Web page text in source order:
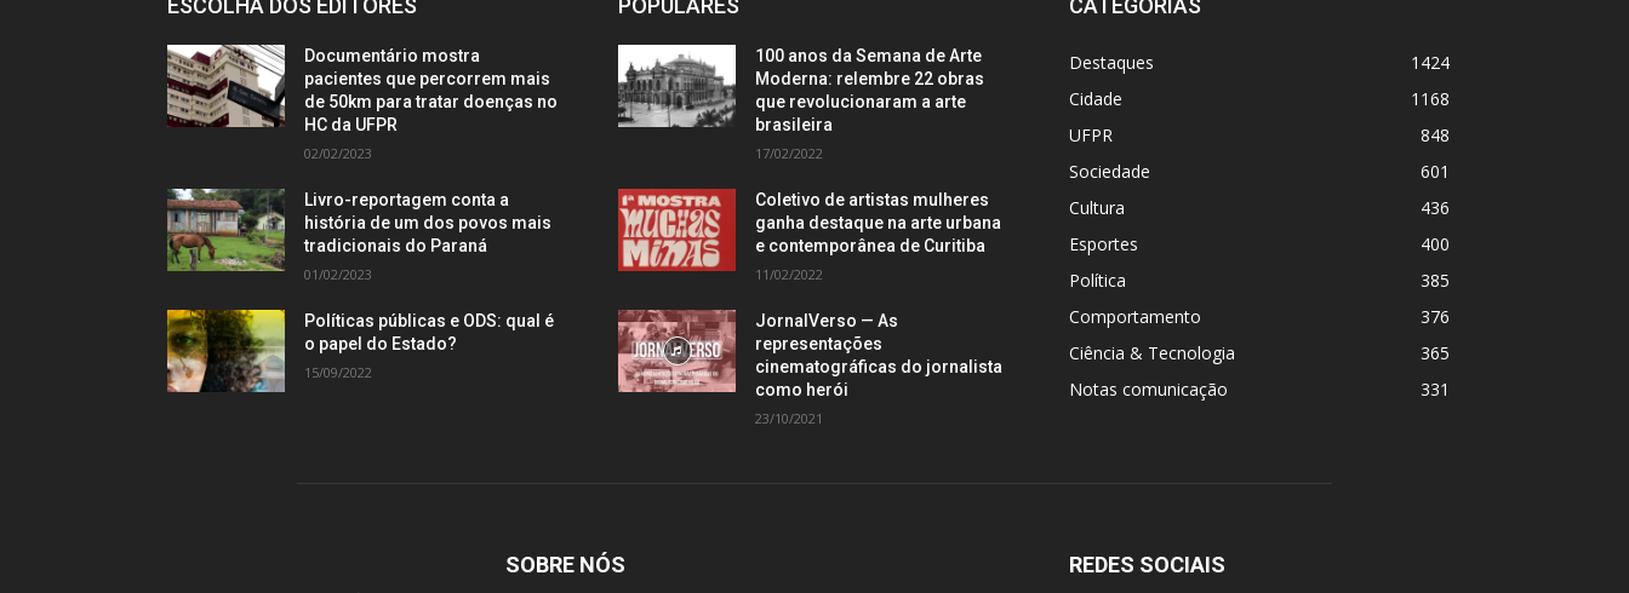
ESCOLHA DOS EDITORES
Documentário mostra
pacientes que percorrem mais
de 50km para tratar doenças no
HC da UFPR
02/02/2023
Livro-reportagem conta a
história de um dos povos mais
tradicionais do Paraná
01/02/2023
Políticas públicas e ODS: qual é
o papel do Estado?
15/09/2022
POPULARES
100 anos da Semana de Arte
Moderna: relembre 22 obras
que revolucionaram a arte
brasileira
17/02/2022
Coletivo de artistas mulheres
ganha destaque na arte urbana
e contemporânea de Curitiba
11/02/2022
JornalVerso — As
representações
cinematográficas do jornalista
como herói
23/10/2021
CATEGORIAS
Destaques
1424
Cidade
1168
UFPR
848
Sociedade
601
Cultura
436
Esportes
400
Política
385
Comportamento
376
Ciência & Tecnologia
365
Notas comunicação
331
SOBRE NÓS REDES SOCIAIS